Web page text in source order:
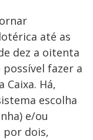
até as
dez a oitenta
fazer a
Há,
escolha
e/ou
por dois,